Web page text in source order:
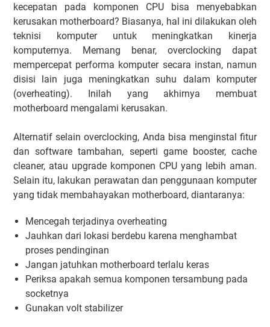
kecepatan pada komponen CPU bisa menyebabkan
kerusakan motherboard? Biasanya, hal ini dilakukan oleh
teknisi komputer untuk meningkatkan kinerja
komputernya. Memang benar, overclocking dapat
mempercepat performa komputer secara instan, namun
disisi lain juga meningkatkan suhu dalam komputer
(overheating). Inilah yang akhirnya membuat
motherboard mengalami kerusakan.
Alternatif selain overclocking, Anda bisa menginstal fitur
dan software tambahan, seperti game booster, cache
cleaner, atau upgrade komponen CPU yang lebih aman.
Selain itu, lakukan perawatan dan penggunaan komputer
yang tidak membahayakan motherboard, diantaranya:
Mencegah terjadinya overheating
Jauhkan dari lokasi berdebu karena menghambat
proses pendinginan
Jangan jatuhkan motherboard terlalu keras
Periksa apakah semua komponen tersambung pada
socketnya
Gunakan volt stabilizer